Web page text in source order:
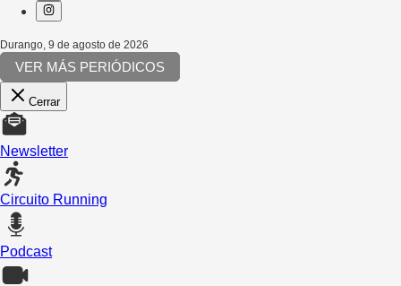
Durango 9 de agosto de 2026
VER MÁS PERIÓDICOS
Cerrar
Newsletter
Circuito Running
Podcast